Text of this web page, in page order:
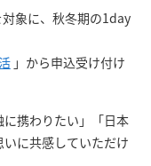
象に、秋冬期の1day
」から申込受け付け
に携わりたい」「日本
に共感していただけ